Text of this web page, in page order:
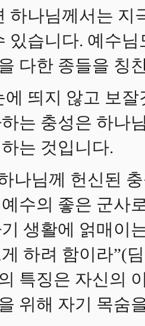
하나님께서는 지
있습니다. 예수
다한 종들을 칭
에 띄지 않고 보
는 충성은 하나
는 것입니다.
나님께 헌신된
수의 좋은 군사
생활에 얽매이
하려 함이라”(
특징은 자신의
위해 자기 목숨